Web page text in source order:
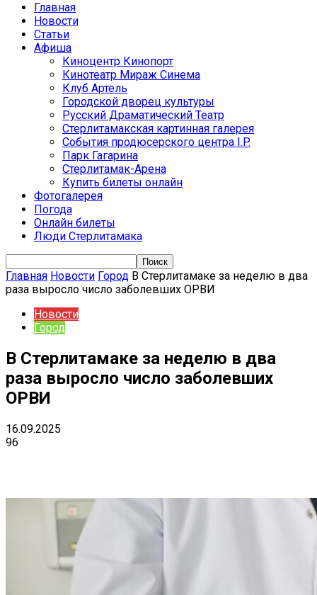
Главная
Новости
Статьи
Афиша
Киноцентр Кинопорт
Кинотеатр Мираж Синема
Клуб Артель
Городской дворец культуры
Русский Драматический Театр
Стерлитамакская картинная галерея
События продюсерского центра I.P.
Парк Гагарина
Стерлитамак-Арена
Купить билеты онлайн
Фотогалерея
Погода
Онлайн билеты
Люди Стерлитамака
Главная Новости Город В Стерлитамаке за неделю в два
раза выросло число заболевших ОРВИ
Новости
Город
В Стерлитамаке за неделю в два
раза выросло число заболевших
ОРВИ
16.09.2025
96